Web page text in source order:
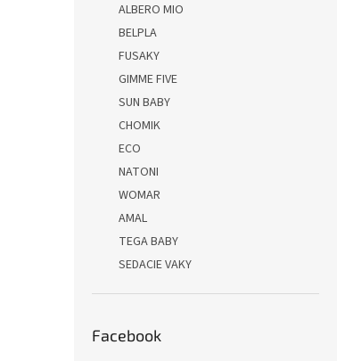
ALBERO MIO
BELPLA
FUSAKY
GIMME FIVE
SUN BABY
CHOMIK
ECO
NATONI
WOMAR
AMAL
TEGA BABY
SEDACIE VAKY
Facebook